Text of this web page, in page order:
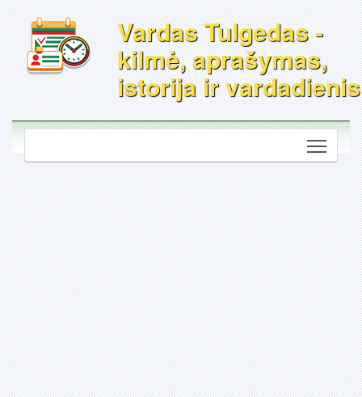
Vardas Tulgedas -
kilmė, aprašymas,
istorija ir vardadienis